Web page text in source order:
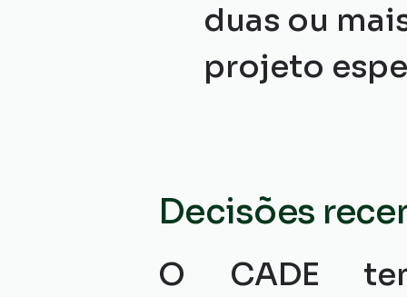
duas ou
projeto
Decisões
O CADE